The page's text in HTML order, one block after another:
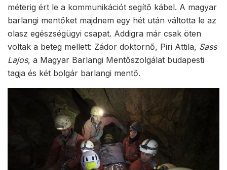
méterig ért le a kommunikációt segítő kábel. A magyar
barlangi mentőket majdnem egy hét után váltotta le az
olasz egészségügyi csapat. Addigra már csak öten
voltak a beteg mellett: Zádor doktornő, Piri Attila, Sass
Lajos, a Magyar Barlangi Mentőszolgálat budapesti
tagja és két bolgár barlangi mentő.